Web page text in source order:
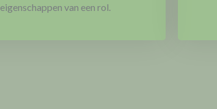
eigenschappen van een rol.